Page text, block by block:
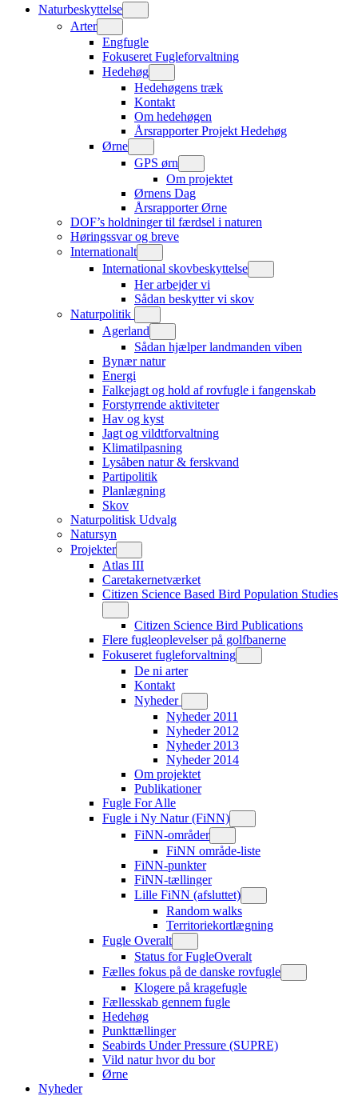
Naturbeskyttelse
Arter
Engfugle
Fokuseret Fugleforvaltning
Hedehøg
Hedehøgens træk
Kontakt
Om hedehøgen
Årsrapporter Projekt Hedehøg
Ørne
GPS ørn
Om projektet
Ørnens Dag
Årsrapporter Ørne
DOF’s holdninger til færdsel i naturen
Høringssvar og breve
Internationalt
International skovbeskyttelse
Her arbejder vi
Sådan beskytter vi skov
Naturpolitik
Agerland
Sådan hjælper landmanden viben
Bynær natur
Energi
Falkejagt og hold af rovfugle i fangenskab
Forstyrrende aktiviteter
Hav og kyst
Jagt og vildtforvaltning
Klimatilpasning
Lysåben natur & ferskvand
Partipolitik
Planlægning
Skov
Naturpolitisk Udvalg
Natursyn
Projekter
Atlas III
Caretakernetværket
Citizen Science Based Bird Population Studies
Citizen Science Bird Publications
Flere fugleoplevelser på golfbanerne
Fokuseret fugleforvaltning
De ni arter
Kontakt
Nyheder
Nyheder 2011
Nyheder 2012
Nyheder 2013
Nyheder 2014
Om projektet
Publikationer
Fugle For Alle
Fugle i Ny Natur (FiNN)
FiNN-områder
FiNN område-liste
FiNN-punkter
FiNN-tællinger
Lille FiNN (afsluttet)
Random walks
Territoriekortlægning
Fugle Overalt
Status for FugleOveralt
Fælles fokus på de danske rovfugle
Klogere på kragefugle
Fællesskab gennem fugle
Hedehøg
Punkttællinger
Seabirds Under Pressure (SUPRE)
Vild natur hvor du bor
Ørne
Nyheder